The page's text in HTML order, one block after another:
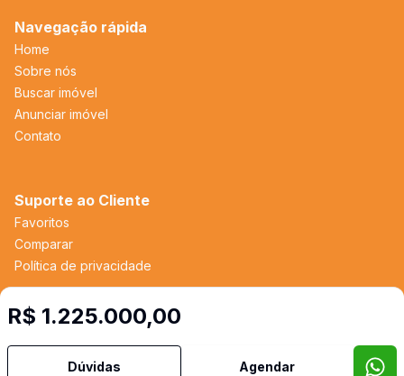
R$ 1.225.000,00
Dúvidas Agendar
Navegação rápida
Home
Sobre nós
Buscar imóvel
Anunciar imóvel
Contato
Suporte ao Cliente
Favoritos
Comparar
Política de privacidade
Selo de Tecnologia Loft